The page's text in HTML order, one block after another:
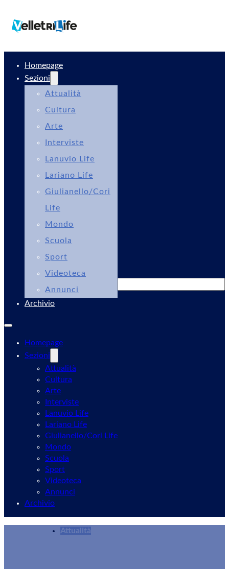
Homepage
Sezioni
Attualità
Cultura
Arte
Interviste
Lanuvio Life
Lariano Life
Giulianello/Cori
Life
Mondo
Scuola
Sport
Videoteca
Annunci
Archivio
Homepage
Sezioni
Attualità
Cultura
Arte
Interviste
Lanuvio Life
Lariano Life
Giulianello/Cori Life
Mondo
Scuola
Sport
Videoteca
Annunci
Archivio
Attualità